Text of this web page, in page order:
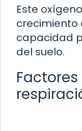
Este
crecimiento
capacidad
del suelo.